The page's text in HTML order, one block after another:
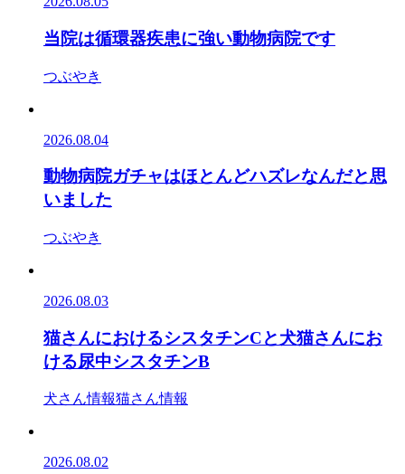
当院は循環器疾患に強い動物病院です
つぶやき
2026.08.04
動物病院ガチャはほとんどハズレなんだと思
いました
つぶやき
2026.08.03
猫さんにおけるシスタチンCと犬猫さんにお
ける尿中シスタチンB
犬さん情報猫さん情報
2026.08.02